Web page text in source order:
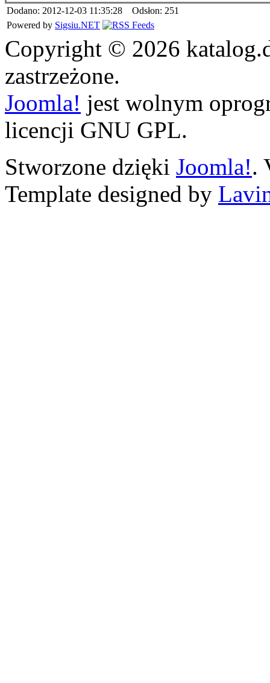
Dodano: 2012-12-03 11:35:28 Odsłon: 251
Powered by Sigsiu.NET
Copyright © 2026
zastrzeżone.
Joomla! jest wolnym
licencji GNU GPL.
Stworzone dzięki Joomla!.
Template designed by